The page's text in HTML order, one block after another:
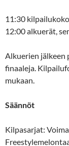
11:30
12:00 alkuerät,
Alkuerien jälkeen
finaaleja.
mukaan.
Säännöt
Kilpasarjat: